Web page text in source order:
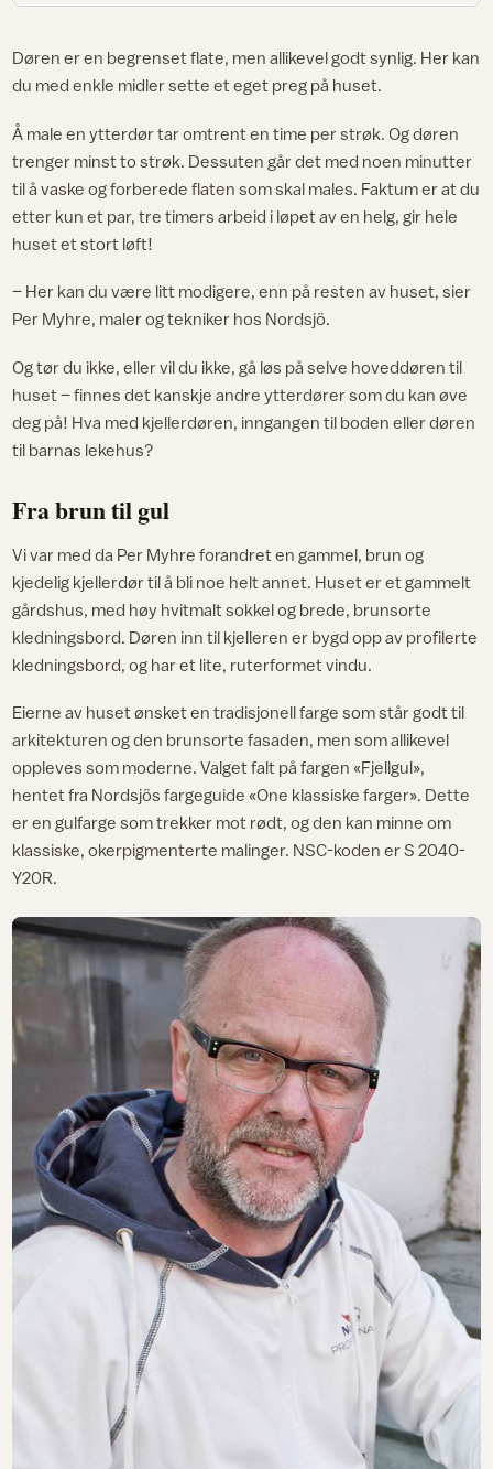
Døren er en begrenset flate, men allikevel godt synlig. Her kan
du med enkle midler sette et eget preg på huset.
Å male en ytterdør tar omtrent en time per strøk. Og døren
trenger minst to strøk. Dessuten går det med noen minutter
til å vaske og forberede flaten som skal males. Faktum er at du
etter kun et par, tre timers arbeid i løpet av en helg, gir hele
huset et stort løft!
– Her kan du være litt modigere, enn på resten av huset, sier
Per Myhre, maler og tekniker hos Nordsjö.
Og tør du ikke, eller vil du ikke, gå løs på selve hoveddøren til
huset – finnes det kanskje andre ytterdører som du kan øve
deg på! Hva med kjellerdøren, inngangen til boden eller døren
til barnas lekehus?
Fra brun til gul
Vi var med da Per Myhre forandret en gammel, brun og
kjedelig kjellerdør til å bli noe helt annet. Huset er et gammelt
gårdshus, med høy hvitmalt sokkel og brede, brunsorte
kledningsbord. Døren inn til kjelleren er bygd opp av profilerte
kledningsbord, og har et lite, ruterformet vindu.
Eierne av huset ønsket en tradisjonell farge som står godt til
arkitekturen og den brunsorte fasaden, men som allikevel
oppleves som moderne. Valget falt på fargen «Fjellgul»,
hentet fra Nordsjös fargeguide «One klassiske farger». Dette
er en gulfarge som trekker mot rødt, og den kan minne om
klassiske, okerpigmenterte malinger. NSC-koden er S 2040-
Y20R.